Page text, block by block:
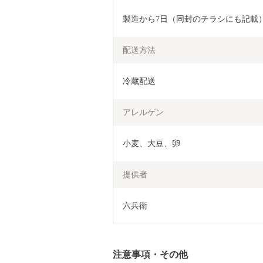
製造から7日（同封のチラシにも記載
配送方法
冷蔵配送
アレルゲン
小麦、大豆、卵
提供者
六兵衛
注意事項・その他